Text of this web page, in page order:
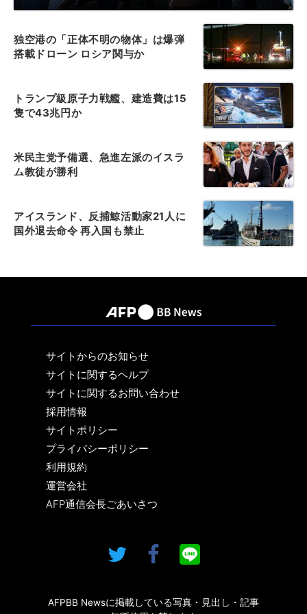
独空港の「正体不明の物体」は爆弾
搭載ドローン ロシア関与か
トランプ級原子力戦艦、建造費は15
隻で43兆円か
米民主党予備選、急進左派のイスラ
ム教徒が勝利
アイスランド、反捕鯨活動家21人に
国外退去命令 再入国も禁止
サイトからのお知らせ
サイトに関するヘルプ
サイトに関するお問い合わせ
採用情報
サイトポリシー
プライバシーポリシー
利用規約
運営会社
AFP通信会長ごあいさつ
AFPBB Newsに掲載している写真・見出し・記事